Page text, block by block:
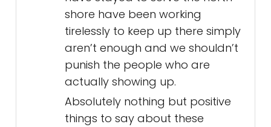
shore have been working
tirelessly to keep up there simply
aren’t enough and we shouldn’t
punish the people who are
actually showing up.
Absolutely nothing but positive
things to say about these